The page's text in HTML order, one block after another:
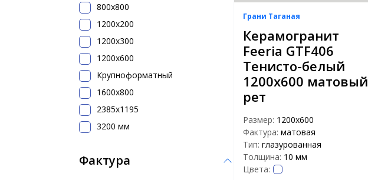
800х800
1200x200
1200х300
1200х600
Крупноформатный
1600x800
2385x1195
3200 мм
Фактура
Грани Таганая
Керамогранит
Feeria GTF406
Тенисто-белый
1200х600 матовый
рет
Размер: 1200х600
Фактура: матовая
Тип: глазурованная
Толщина: 10 мм
Цвета: